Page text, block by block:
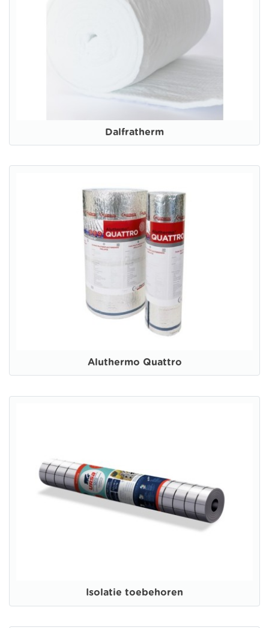
Dalfratherm
Aluthermo Quattro
Isolatie toebehoren